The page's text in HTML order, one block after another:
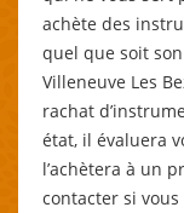
achète des
quel que soit
Villeneuve Les
rachat
état, il évaluera
l’achètera à un
contacter si vous